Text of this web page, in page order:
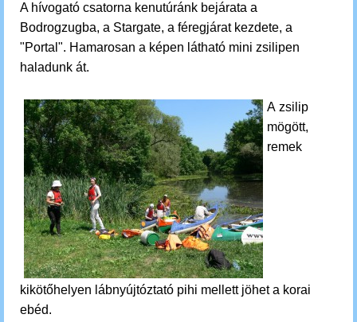
A hívogató csatorna kenutúránk bejárata a
Bodrogzugba, a Stargate, a féregjárat kezdete, a
"Portal". Hamarosan a képen látható mini zsilipen
haladunk át.
A zsilip
mögött,
remek
kikötőhelyen lábnyújtóztató pihi mellett jöhet a korai
ebéd.